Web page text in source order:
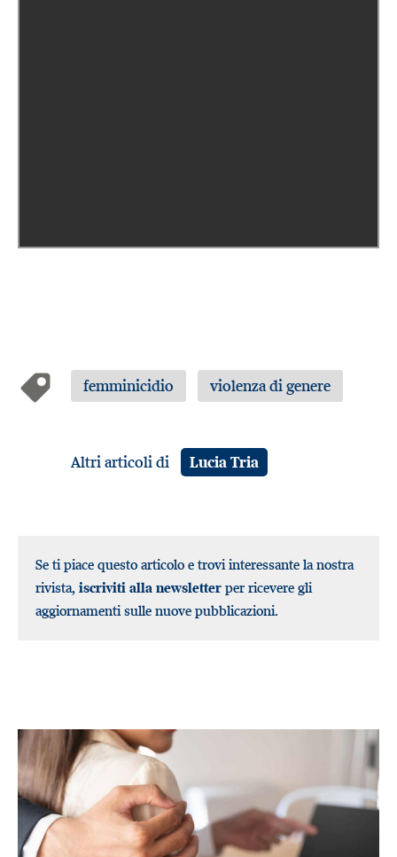
femminicidio violenza di genere
Altri articoli di Lucia Tria
Se ti piace questo articolo e trovi interessante la nostra
rivista, iscriviti alla newsletter per ricevere gli
aggiornamenti sulle nuove pubblicazioni.